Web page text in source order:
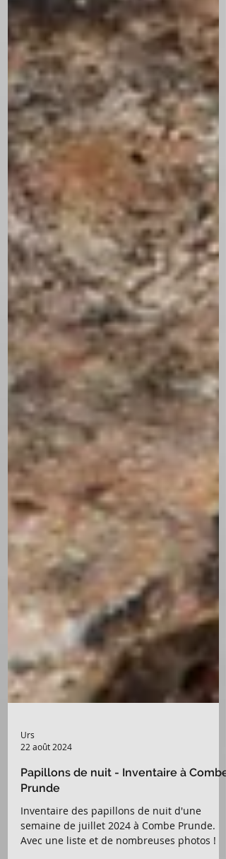
Urs
22 août 2024
Papillons de nuit - Inventaire à Combe
Prunde
Inventaire des papillons de nuit d'une